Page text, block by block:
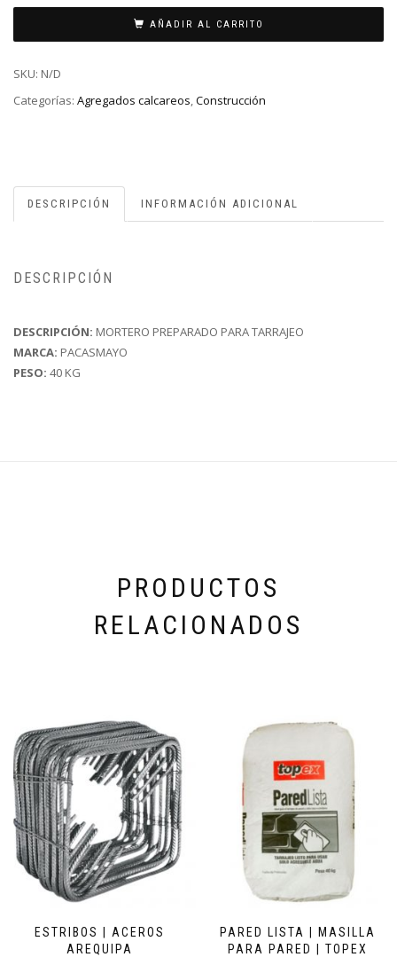
AÑADIR AL CARRITO
SKU: N/D
Categorías: Agregados calcareos,Construcción
DESCRIPCIÓN INFORMACIÓN ADICIONAL
DESCRIPCIÓN
DESCRIPCIÓN: MORTERO PREPARADO PARA TARRAJEO
MARCA: PACASMAYO
PESO: 40 KG
PRODUCTOS
RELACIONADOS
ESTRIBOS | ACEROS
AREQUIPA
PARED LISTA | MASILLA
PARA PARED | TOPEX